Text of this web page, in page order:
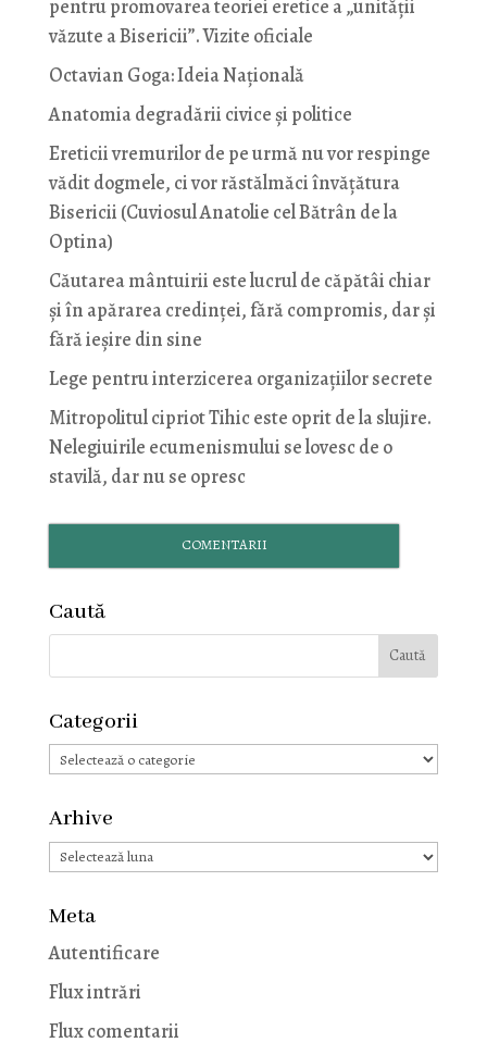
pentru promovarea teoriei eretice a „unității
văzute a Bisericii”. Vizite oficiale
Octavian Goga: Ideia Naţională
Anatomia degradării civice și politice
Ereticii vremurilor de pe urmă nu vor respinge
vădit dogmele, ci vor răstălmăci învățătura
Bisericii (Cuviosul Anatolie cel Bătrân de la
Optina)
Căutarea mântuirii este lucrul de căpătâi chiar
și în apărarea credinței, fără compromis, dar și
fără ieșire din sine
Lege pentru interzicerea organizaţiilor secrete
Mitropolitul cipriot Tihic este oprit de la slujire.
Nelegiuirile ecumenismului se lovesc de o
stavilă, dar nu se opresc
COMENTARII
Caută
Categorii
Categorii
Arhive
Arhive
Meta
Autentificare
Flux intrări
Flux comentarii